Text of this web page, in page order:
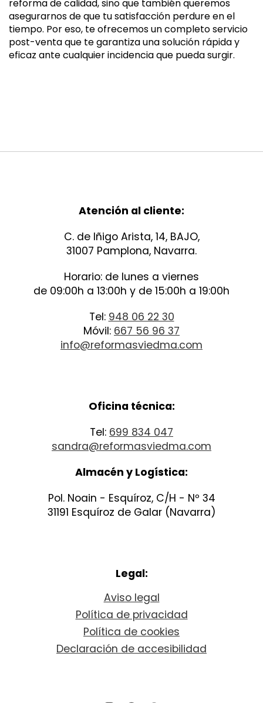
reforma de calidad, sino que también queremos
asegurarnos de que tu satisfacción perdure en el
tiempo. Por eso, te ofrecemos un completo servicio
post-venta que te garantiza una solución rápida y
eficaz ante cualquier incidencia que pueda surgir.
Atención al cliente:
C. de Iñigo Arista, 14, BAJO,
31007 Pamplona, Navarra.
Horario: de lunes a viernes
de 09:00h a 13:00h y de 15:00h a 19:00h
Tel: 948 06 22 30
Móvil: 667 56 96 37
info@reformasviedma.com
Oficina técnica:
Tel: 699 834 047
sandra@reformasviedma.com
Almacén y Logística:
Pol. Noain - Esquíroz, C/H - Nº 34
31191 Esquíroz de Galar (Navarra)
Legal:
Aviso legal
Política de privacidad
Política de cookies
Declaración de accesibilidad